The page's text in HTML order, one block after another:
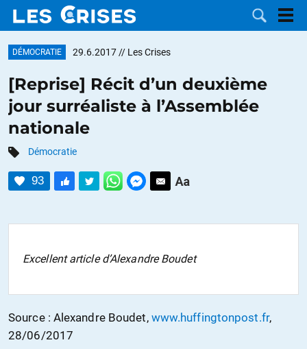
LES
DOSSIERS
CATÉGORIES
MOTS CLÉS
NOUS
CONTACTER
FAIRE UN
DÉMOCRATIE 29.6.2017 // Les Crises
[Reprise] Récit d’un deuxième
jour surréaliste à l’Assemblée
nationale
Démocratie
93
Excellent article d’Alexandre Boudet
Source : Alexandre Boudet, www.huffingtonpost.fr,
28/06/2017